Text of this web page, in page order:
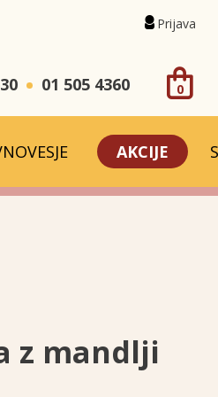
01 505 4360 0
Prijava
AKCIJE
z mandlji